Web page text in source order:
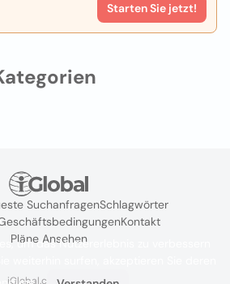
Starten Sie jetzt!
SuchanfragenSchlagwörter
Kontakt
Pläne Ansehen
iGlobal.co @ 2024
um das Nutzererlebnis zu verbessern